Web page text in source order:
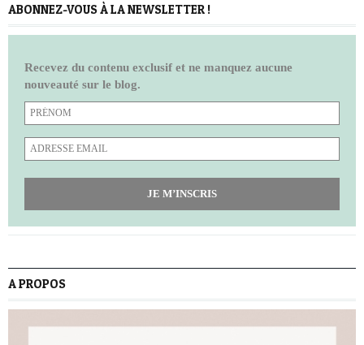
ABONNEZ-VOUS À LA NEWSLETTER !
Recevez du contenu exclusif et ne manquez aucune
nouveauté sur le blog.
JE M’INSCRIS
A PROPOS